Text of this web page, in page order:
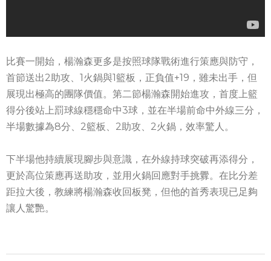
比賽一開始，楊瀚森更多是按照球隊戰術進行策應與防守，
首節送出2助攻、1火鍋與1籃板，正負值+19，雖未出手，但
展現出極高的團隊價值。第二節楊瀚森開始進攻，首度上籃
得分後站上罰球線穩穩命中3球，並在半場前命中外線三分，
半場數據為8分、2籃板、2助攻、2火鍋，效率驚人。
下半場他持續展現腳步與意識，在外線持球突破再添得分，
更於高位策應再送助攻，並用火鍋回應對手挑釁。在比分差
距拉大後，教練將楊瀚森收回板凳，但他的首秀表現已足夠
讓人驚艷。